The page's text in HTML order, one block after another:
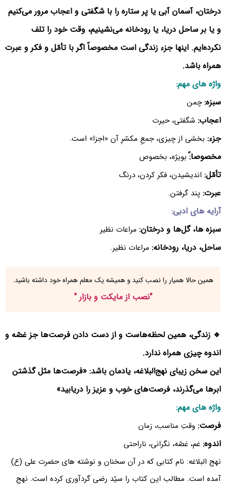
درختان، آسمان آبی یا پر ستاره را با شگفتی و اعجاب مرور می‌کنیم
و یا بر ساحل دریا، یا رودخانه می‌نشینیم، وقت خود را تلف
نکرده‌ایم. اینها جزء زندگی است مخصوصاً اگر با تأمّل و فکر و عبرت
همراه باشد.
واژه های مهم:
سبزه:چمن
اعجاب: شگفتی، حیرت
جزء: بخشی از چیزی، جمعِ مکسّرِ آن «اجزا» است.
مخصوصا:ًبویژه، بخصوص
تأمّل: اندیشیدن، فکر کردن، درنگ
عبرت: پند گرفتن.
آرایه های ادبی:
سبزه ها، گل‌ها و درختان: مراعات نظیر
ساحل، دریا، رودخانه: مراعات نظیر.
همین حالا همیار را نصب کنید و همیشه یک معلم همراه خود داشته باشید.
"نصب از مایکت و بازار "
🔹 زندگی، همین لحظه‌هاست و از دست دادن فرصت‌ها جز غصّه و
اندوه چیزی همراه ندارد.
این سخن زیبای نهج‌البلاغه، یادمان باشد: «فرصت‌ها مثل گذشتن
ابرها می‌گذرند، فرصت‌های خوب و عزیز را دریابید»
واژه های مهم:
فرصت: وقتِ مناسب، زمان
اندوه: غم، غصّه، نگرانی، ناراحتی
نهج البلاغه: نام کتابی که در آن سخنان و نوشته های حضرت علی (ع)
آمده است. مطالب این کتاب را سیّد رضی گردآوری کرده است. نهج